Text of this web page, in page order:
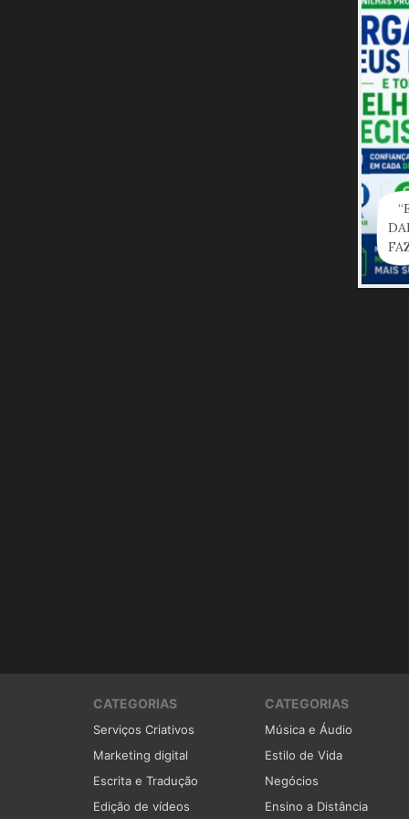
CATEGORIAS
Serviços Criativos
Marketing digital
Escrita e Tradução
Edição de vídeos
CATEGORIAS
Música e Áudio
Estilo de Vida
Negócios
Ensino a Distância